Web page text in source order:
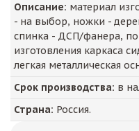
Описание: материал
- на выбор, ножки -
спинка - ДСП/фанера,
изготовления каркаса
легкая металлическая
Срок производства: в
Страна: Россия.